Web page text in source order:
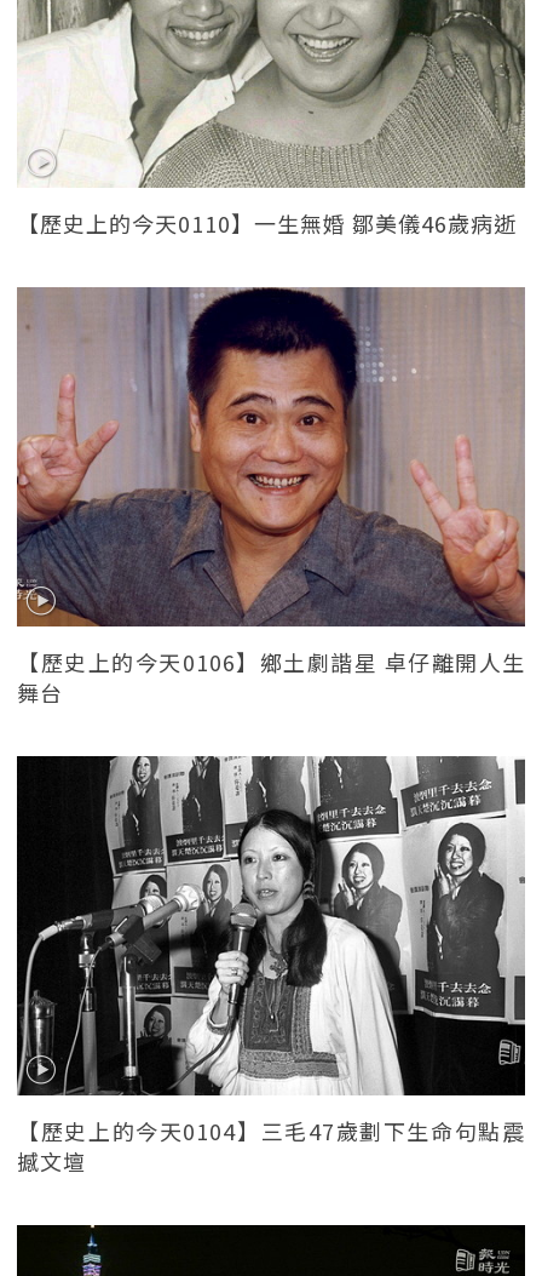
【歷史上的今天0110】一生無婚 鄒美儀46歲病逝
【歷史上的今天0106】鄉土劇諧星 卓仔離開人生
舞台
【歷史上的今天0104】三毛47歲劃下生命句點震
撼文壇